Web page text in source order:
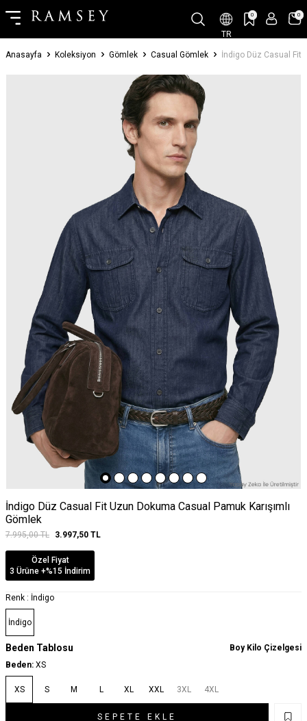
TR
0 0
Anasayfa Koleksiyon Gömlek Casual Gömlek İndigo Düz Casual Fit
İndigo Düz Casual Fit Uzun Dokuma Casual Pamuk Karışımlı
Gömlek
7.995,00TL 3.997,50 TL
Özel Fiyat
3 Ürüne +%15 İndirim
Renk : İndigo
İndigo
Beden Tablosu
Boy Kilo Çizelgesi
Beden: XS
XS S M L XL XXL 3XL 4XL
SEPETE EKLE